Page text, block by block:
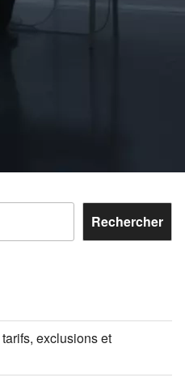
Rechercher
exclusions et